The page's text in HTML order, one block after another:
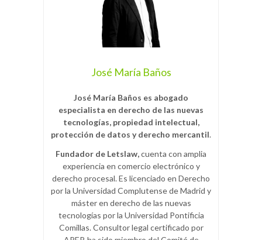
José María Baños
José María Baños es abogado
especialista en derecho de las nuevas
tecnologías, propiedad intelectual,
protección de datos y derecho mercantil.
Fundador de Letslaw,cuenta con amplia
experiencia en comercio electrónico y
derecho procesal. Es licenciado en Derecho
por la Universidad Complutense de Madrid y
máster en derecho de las nuevas
tecnologías por la Universidad Pontificia
Comillas. Consultor legal certificado por